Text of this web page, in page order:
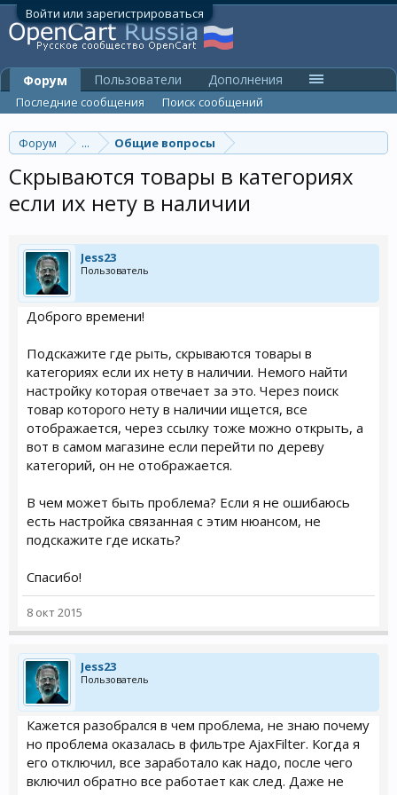
Войти или зарегистрироваться
Форум ... Общие вопросы
Скрываются товары в категориях
если их нету в наличии
Jess23
Пользователь
Доброго времени!
Подскажите где рыть, скрываются товары в
категориях если их нету в наличии. Немого найти
настройку которая отвечает за это. Через поиск
товар которого нету в наличии ищется, все
отображается, через ссылку тоже можно открыть, а
вот в самом магазине если перейти по дереву
категорий, он не отображается.
В чем может быть проблема? Если я не ошибаюсь
есть настройка связанная с этим нюансом, не
подскажите где искать?
Спасибо!
8 окт 2015
Jess23
Пользователь
Кажется разобрался в чем проблема, не знаю почему
но проблема оказалась в фильтре AjaxFilter. Когда я
его отключил, все заработало как надо, после чего
включил обратно все работает как след. Даже не
Форум
Последние сообщения Поиск сообщений
Пользователи Дополнения